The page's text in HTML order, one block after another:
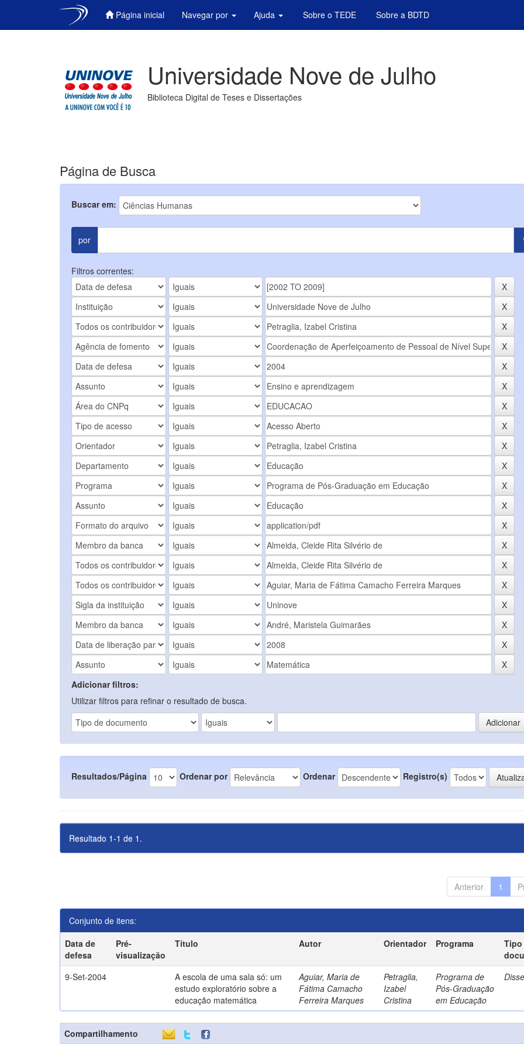
Página inicial Navegar por Ajuda Sobre o TEDE Sobre a BDTD
Universidade Nove de Julho
Biblioteca Digital de Teses e Dissertações
Página de Busca
Buscar em:
por
Filtros correntes:
Adicionar filtros:
Utilizar filtros para refinar o resultado de busca.
Resultados/Página Ordenar por Ordenar Registro(s)
Resultado 1-1 de 1.
Anterior 1
Conjunto de itens:
Data de
defesa
Pré-
visualização
Título Autor Orientador Programa
Tipo
9-Set-2004
A escola de uma sala só: um
estudo exploratório sobre a
educação matemática
Aguiar, Maria de
Fátima Camacho
Ferreira Marques
Petraglia,
Izabel
Cristina
Programa de
Pós-Graduação
em Educação
Compartilhamento